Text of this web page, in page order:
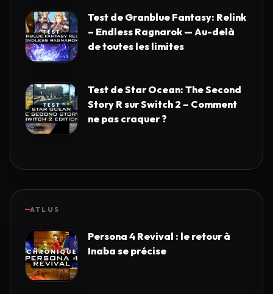
Test de Granblue Fantasy: Relink
– Endless Ragnarok — Au-delà
de toutes les limites
Test de Star Ocean: The Second
Story R sur Switch 2 – Comment
ne pas craquer ?
ATLUS
Persona 4 Revival : le retour à
Inaba se précise